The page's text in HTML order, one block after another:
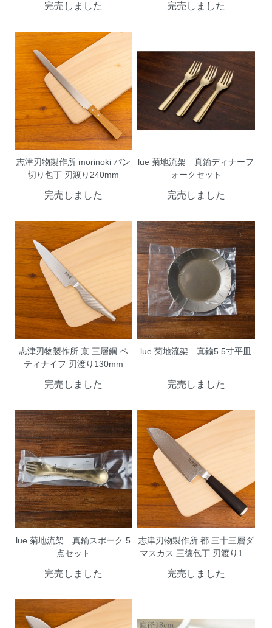
完売しました 完売しました
志津刃物製作所 morinoki パン
切り包丁 刃渡り240mm
完売しました
lue 菊地流架 真鍮ディナーフ
ォークセット
完売しました
志津刃物製作所 京 三層鋼 ペ
ティナイフ 刃渡り130mm
完売しました
lue 菊地流架 真鍮5.5寸平皿
完売しました
lue 菊地流架 真鍮スポーク 5
点セット
完売しました
志津刃物製作所 都 三十三層ダ
マスカス 三徳包丁 刃渡り165
完売しました